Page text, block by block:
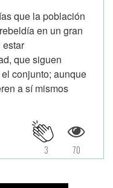
que la población
en un gran
estar
que siguen
conjunto; aunque
a sí mismos
70
3